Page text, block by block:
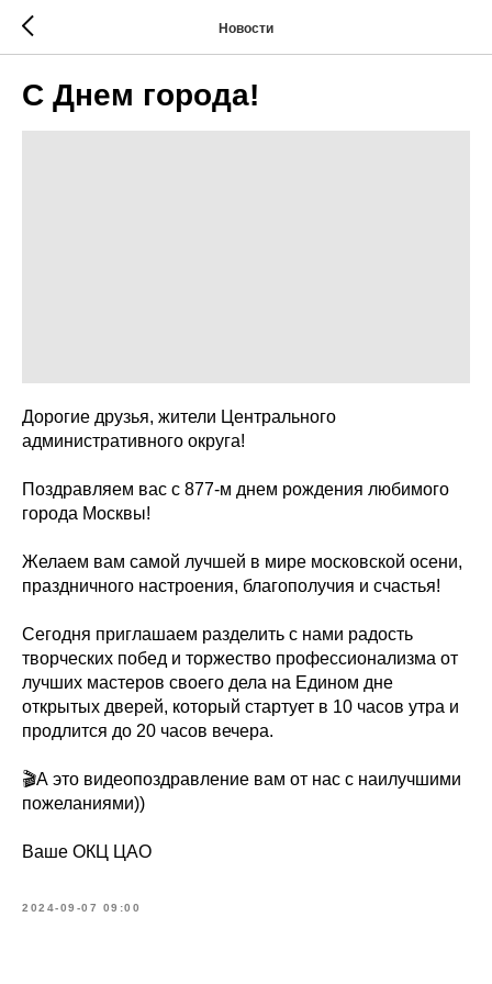
Новости
С Днем города!
Дорогие друзья, жители Центрального
административного округа!
Поздравляем вас с 877-м днем рождения любимого
города Москвы!
Желаем вам самой лучшей в мире московской осени,
праздничного настроения, благополучия и счастья!
Сегодня приглашаем разделить с нами радость
творческих побед и торжество профессионализма от
лучших мастеров своего дела на Едином дне
открытых дверей, который стартует в 10 часов утра и
продлится до 20 часов вечера.
🎬А это видеопоздравление вам от нас с наилучшими
пожеланиями))
Ваше ОКЦ ЦАО
2024-09-07 09:00